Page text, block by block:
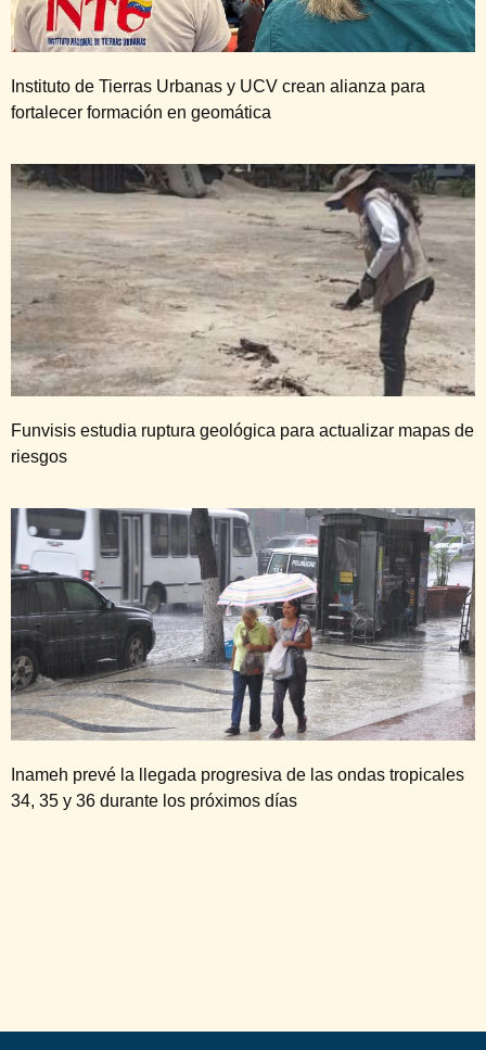
Instituto de Tierras Urbanas y UCV crean alianza para
fortalecer formación en geomática
Funvisis estudia ruptura geológica para actualizar mapas de
riesgos
Inameh prevé la llegada progresiva de las ondas tropicales
34, 35 y 36 durante los próximos días